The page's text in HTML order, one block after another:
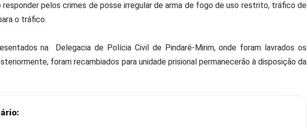
responder pelos crimes de posse irregular de arma de fogo de uso restrito, tráfico de
o tráfico.
na Delegacia de Polícia Civil de Pindaré-Mirim, onde foram lavrados os
foram recambiados para unidade prisional permanecerão à disposição da